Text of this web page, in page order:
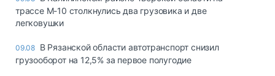
трассе М-10 столкнулись два грузовика и две
легковушки
09.08 В Рязанской области автотранспорт снизил
грузооборот на 12,5% за первое полугодие